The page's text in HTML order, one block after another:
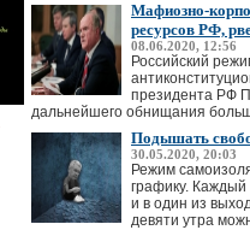
Мафиозно-
ресурсов РФ,
08.06.2020, 12:56
Российский
президента РФ
дальнейшего обнищания
Подышать
30.05.2020, 20:03
Режим
графику. Каждый
и в один из
девяти утра